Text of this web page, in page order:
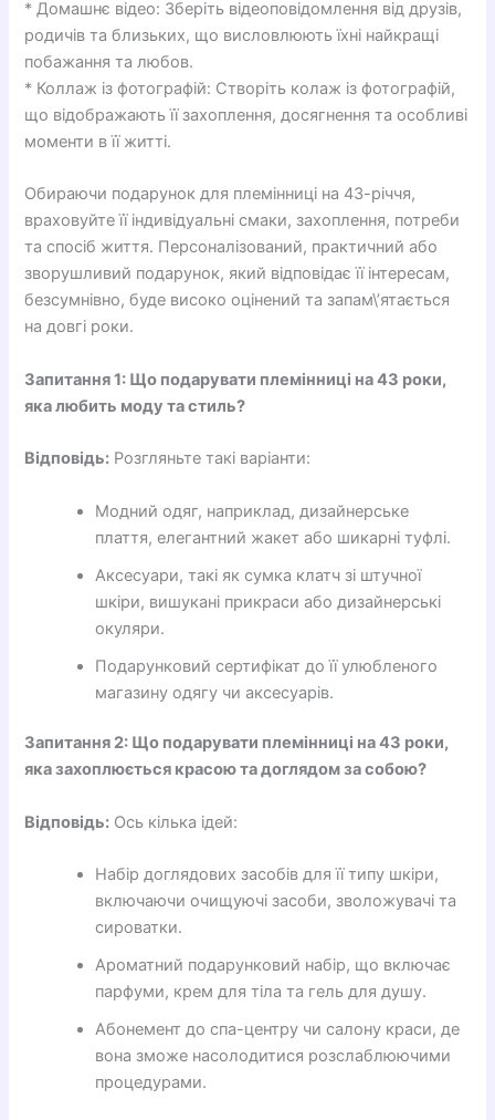
* Домашнє відео: Зберіть відеоповідомлення від друзів,
родичів та близьких, що висловлюють їхні найкращі
побажання та любов.
* Коллаж із фотографій: Створіть колаж із фотографій,
що відображають її захоплення, досягнення та особливі
моменти в її житті.
Обираючи подарунок для племінниці на 43-річчя,
враховуйте її індивідуальні смаки, захоплення, потреби
та спосіб життя. Персоналізований, практичний або
зворушливий подарунок, який відповідає її інтересам,
безсумнівно, буде високо оцінений та запам\’ятається
на довгі роки.
Запитання 1: Що подарувати племінниці на 43 роки,
яка любить моду та стиль?
Відповідь: Розгляньте такі варіанти:
Модний одяг, наприклад, дизайнерське
плаття, елегантний жакет або шикарні туфлі.
Аксесуари, такі як сумка клатч зі штучної
шкіри, вишукані прикраси або дизайнерські
окуляри.
Подарунковий сертифікат до її улюбленого
магазину одягу чи аксесуарів.
Запитання 2: Що подарувати племінниці на 43 роки,
яка захоплюється красою та доглядом за собою?
Відповідь: Ось кілька ідей:
Набір доглядових засобів для її типу шкіри,
включаючи очищуючі засоби, зволожувачі та
сироватки.
Ароматний подарунковий набір, що включає
парфуми, крем для тіла та гель для душу.
Абонемент до спа-центру чи салону краси, де
вона зможе насолодитися розслаблюючими
процедурами.